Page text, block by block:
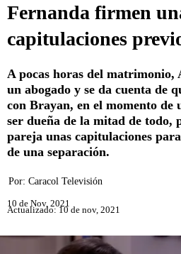
Fernanda firmen
capitulaciones
A pocas horas del matrimonio,
un abogado y se da cuenta de
con Brayan, en el momento de
ser dueña de la mitad de todo,
pareja unas capitulaciones
de una separación.
Por: Caracol Televisión
10 de Nov, 2021
Actualizado: 10 de nov, 2021